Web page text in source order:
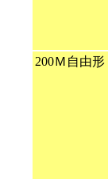
200Ｍ自由形